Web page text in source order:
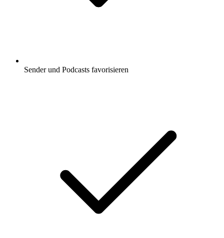
Sender und Podcasts favorisieren